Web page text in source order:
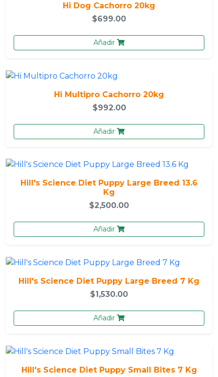
Hi Dog Cachorro 20kg
$699.00
Añadir
Hi Multipro Cachorro 20kg
$992.00
Añadir
Hill's Science Diet Puppy Large Breed 13.6
Kg
$2,500.00
Añadir
Hill's Science Diet Puppy Large Breed 7 Kg
$1,530.00
Añadir
Hill's Science Diet Puppy Small Bites 7 Kg